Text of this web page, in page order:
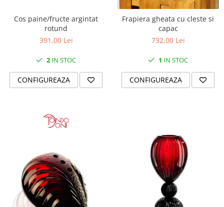
RENAISSANCE RED
SERENDIPITY WHITE
FLOWER FESTIVAL BLUE
CHIQUE VERDE
Renaissance Grey
CHIQUE GALBEN
Cos paine/fructe argintat
rotund
391,00 Lei
2 IN STOC
CONFIGUREAZA
Frapiera gheata cu cleste si
capac
732,00 Lei
1 IN STOC
CONFIGUREAZA